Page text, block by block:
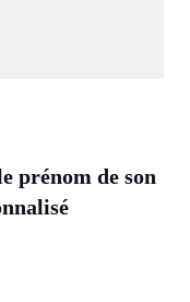
prénom de son